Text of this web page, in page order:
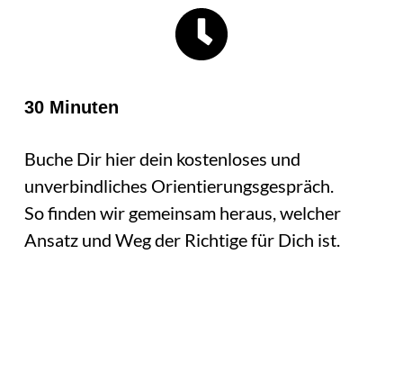
30 Minuten
Buche Dir hier dein kostenloses und
unverbindliches Orientierungsgespräch.
So finden wir gemeinsam heraus, welcher
Ansatz und Weg der Richtige für Dich ist.